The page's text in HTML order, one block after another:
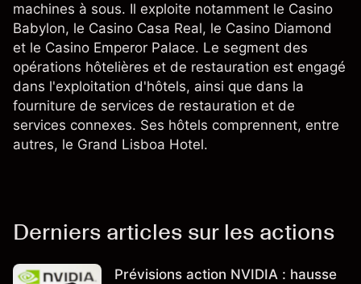
machines à sous. Il exploite notamment le Casino
Babylon, le Casino Casa Real, le Casino Diamond
et le Casino Emperor Palace. Le segment des
opérations hôtelières et de restauration est engagé
dans l'exploitation d'hôtels, ainsi que dans la
fourniture de services de restauration et de
services connexes. Ses hôtels comprennent, entre
autres, le Grand Lisboa Hotel.
Derniers articles sur les actions
Prévisions action NVIDIA : hausse